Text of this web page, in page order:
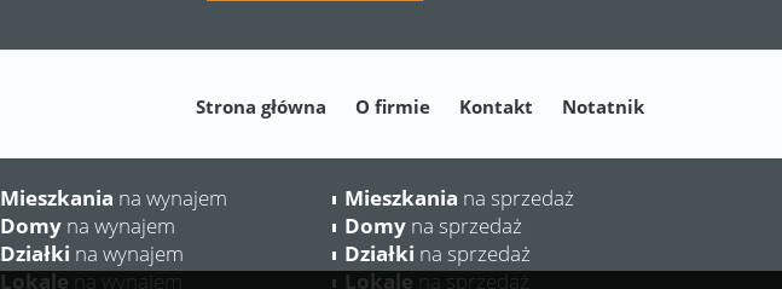
Strona główna O firmie Kontakt Notatnik
Mieszkania na wynajem
Domy na wynajem
Działki na wynajem
Lokale na wynajem
Mieszkania na sprzedaż
Domy na sprzedaż
Działki na sprzedaż
Lokale na sprzedaż